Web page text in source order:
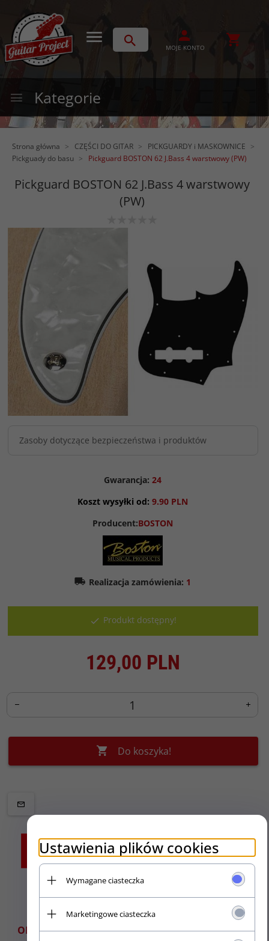
MOJE KONTO
Kategorie
Strona główna CZĘŚCI DO GITAR
PICKGUARDY i MASKOWNICE
Pickguady do basu
Pickguard BOSTON 62 J.Bass 4 warstwowy (PW)
Pickguard BOSTON 62 J.Bass 4 warstwowy
(PW)
Zasoby dotyczące bezpieczeństwa i produktów
Gwarancja: 24
Koszt wysyłki od: 9.90 PLN
Producent:BOSTON
Realizacja zamówienia: 1
Produkt dostępny!
129,00 PLN
Do koszyka!
OPIS SPECYFIKACJA
Ustawienia plików cookies
Wymagane ciasteczka
Marketingowe ciasteczka